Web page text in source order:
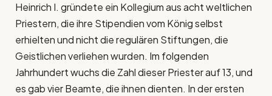
Heinrich I. gründete ein Kollegium aus acht weltlichen
Priestern, die ihre Stipendien vom König selbst
erhielten und nicht die regulären Stiftungen, die
Geistlichen verliehen wurden. Im folgenden
Jahrhundert wuchs die Zahl dieser Priester auf 13, und
es gab vier Beamte, die ihnen dienten. In der ersten